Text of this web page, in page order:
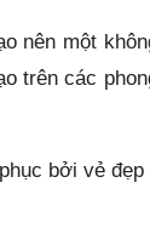
nên một
trên các
bởi vẻ đẹp